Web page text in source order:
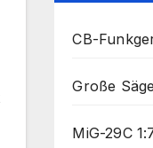
CB-
Große
MiG-29C